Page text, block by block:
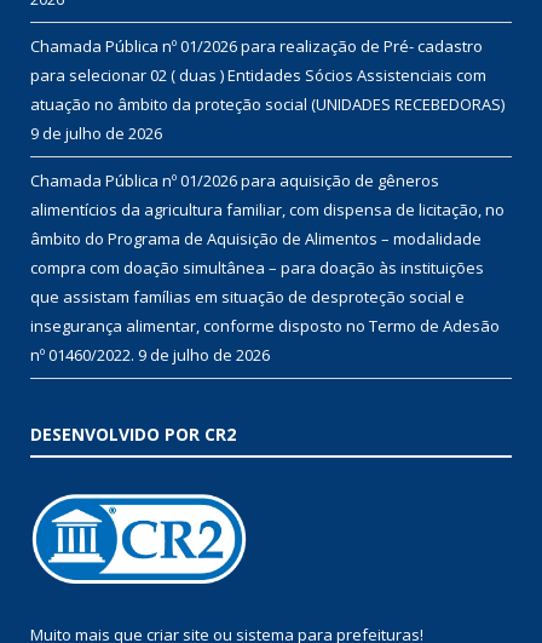
Chamada Pública nº 01/2026 para realização de Pré- cadastro
para selecionar 02 ( duas ) Entidades Sócios Assistenciais com
atuação no âmbito da proteção social (UNIDADES RECEBEDORAS)
9 de julho de 2026
Chamada Pública nº 01/2026 para aquisição de gêneros
alimentícios da agricultura familiar, com dispensa de licitação, no
âmbito do Programa de Aquisição de Alimentos – modalidade
compra com doação simultânea – para doação às instituições
que assistam famílias em situação de desproteção social e
insegurança alimentar, conforme disposto no Termo de Adesão
nº 01460/2022. 9 de julho de 2026
DESENVOLVIDO POR CR2
Muito mais que criar site ou sistema para prefeituras!